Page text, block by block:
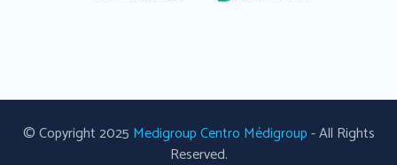
© Copyright 2025 Medigroup Centro Médigroup- All Rights
Reserved.